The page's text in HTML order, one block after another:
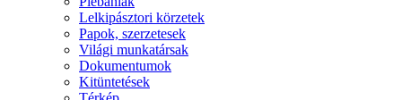
Lelkipásztori körzetek
Papok, szerzetesek
Világi munkatársak
Dokumentumok
Kitüntetések